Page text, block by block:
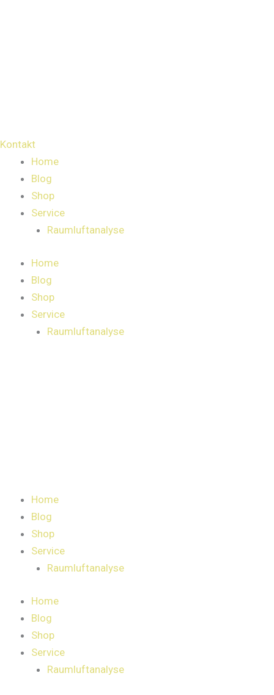
Kontakt
Home
Blog
Shop
Service
Raumluftanalyse
Home
Blog
Shop
Service
Raumluftanalyse
Home
Blog
Shop
Service
Raumluftanalyse
Home
Blog
Shop
Service
Raumluftanalyse